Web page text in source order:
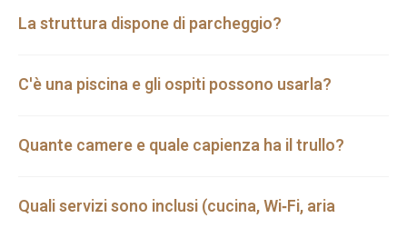
La struttura dispone di parcheggio?
C'è una piscina e gli ospiti possono usarla?
Quante camere e quale capienza ha il trullo?
Quali servizi sono inclusi (cucina, Wi‑Fi, aria